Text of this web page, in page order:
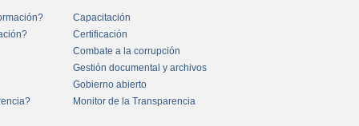
Capacitación
Certificación
Combate a la corrupción
Gestión documental y archivos
Gobierno abierto
Monitor de la Transparencia